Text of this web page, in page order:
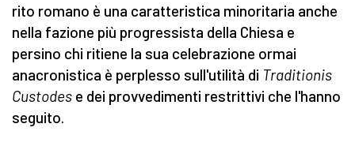
rito romano è una caratteristica minoritaria anche
nella fazione più progressista della Chiesa e
persino chi ritiene la sua celebrazione ormai
anacronistica è perplesso sull'utilità di Traditionis
Custodes e dei provvedimenti restrittivi che l'hanno
seguito.